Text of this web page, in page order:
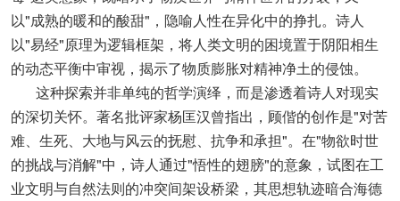
以"成熟的暖和的酸甜"，隐喻人性在异化中的挣扎。诗人
以"易经"原理为逻辑框架，将人类文明的困境置于阴阳相生
的动态平衡中审视，揭示了物质膨胀对精神净土的侵蚀。
这种探索并非单纯的哲学演绎，而是渗透着诗人对现实
的深切关怀。著名批评家杨匡汉曾指出，顾偕的创作是"对苦
难、生死、大地与风云的抚慰、抗争和承担"。在"物欲时世
的挑战与消解"中，诗人通过"悟性的翅膀"的意象，试图在工
业文明与自然法则的冲突间架设桥梁，其思想轨迹暗合海德